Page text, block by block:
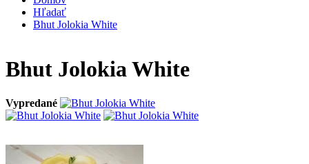
Hľadať
Bhut Jolokia White
Bhut Jolokia White
Vypredané